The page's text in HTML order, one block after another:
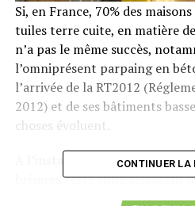
Si, en France, 70% des
tuiles terre cuite, en matière
n’a pas le même succès,
l’omniprésent parpaing en
l’arrivée de la RT2012
2012) et de ses bâtiments
choses évoluent.
A l’instar de la construction
terre cuite séduisent
Français. Entre l’ancienne
CONTINUER LA